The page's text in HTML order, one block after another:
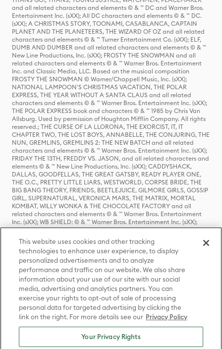
and all related characters and elements © & ™ DC and Warner Bros.
Entertainment Inc. (sXX); All DC characters and elements © & ™ DC.
(sXX); A CHRISTMAS STORY, TOONAMI, CASABLANCA, CAPTAIN
PLANET AND THE PLANETEERS, THE WIZARD OF OZ and all related
characters and elements © & ™ Turner Entertainment Co. (sXX); ELF,
DUMB AND DUMBER and all related characters and elements © & ™
New Line Productions, Inc. (sXX); FROSTY THE SNOWMAN and all
related characters and elements © & ™ Warner Bros. Entertainment
Inc. and Classic Media, LLC. Based on the musical composition
FROSTY THE SNOWMAN © Warner/Chappell Music, Inc. (sXX);
NATIONAL LAMPOON'S CHRISTMAS VACATION, THE POLAR
EXPRESS, THE YEAR WITHOUT A SANTA CLAUS and all related
characters and elements © & ™ Warner Bros. Entertainment Inc. (sXX);
THE POLAR EXPRESS book and characters © & ™ 1985 by Chris Van
Allsburg. Used by permission of Houghton Mifflin Company. All rights
reserved.; THE CURSE OF LA LLORONA, THE EXORCIST, IT, IT
CHAPTER TWO, THE LOST BOYS, ANNABELLE, THE CONJURING, THE
NUN, GREMLINS, GREMLINS 2: THE NEW BATCH and all related
characters and elements © & ™ Warner Bros. Entertainment Inc. (sXX);
FRIDAY THE 13TH, FREDDY VS. JASON, and all related characters and
elements © & ™ New Line Productions, Inc. (sXX); CADDYSHACK,
DALLAS, GOODFELLAS, THE GREAT GATSBY, READY PLAYER ONE,
THE O.C., PRETTY LITTLE LIARS, WESTWORLD, CORPSE BRIDE, THE
BIG BANG THEORY, FRIENDS, BEETLEJUICE, GILMORE GIRLS, GOSSIP
GIRL, SUPERNATURAL, VERONICA MARS, THE MATRIX, MORTAL
KOMBAT, WILLY WONKA & THE CHOCOLATE FACTORY and all
related characters and elements © & ™ Warner Bros. Entertainment
Inc. (sXX); WB SHIELD: © & ™ Warner Bros. Entertainment Inc. (sXX);
HOUSE OF THE DRAGON, GAME OF THRONES, and all related
characters and elements © & ™ Home Box Office, Inc. (sXX); CHILLING
ADVENTURES OF SABRINA, RIVERDALE © & ™ Warner Bros.
Entertainment Inc. Archie Comics and all related characters and
elements © & ™ Archie Comic Publications, Inc. Used with permission.
(sXX); SEINFELD and all related characters and elements © & ™ Castle
Rock Entertainment. (sXX); TED LASSO © & ™ Warner Bros.
Entertainment Inc. & Universal Television LLC (sXX); THE HOBBIT: AN
UNEXPECTED JOURNEY, THE HOBBIT: THE DESOLATION OF SMAUG,
THE HOBBIT: THE BATTLE OF THE FIVE ARMIES, THE LORD OF THE
RINGS: THE FELLOWSHIP OF THE RING, THE LORD OF THE RINGS: THE
TWO TOWERS, THE LORD OF THE RINGS: THE RETURN OF THE KING
and the names of the characters, items, events and places therein are
TM of The Saul Zaentz Company d/b/a Middle-earth Enterprises
under license to New Line Productions, Inc. (sXX), © Warner Bros.
This website uses cookies and other tracking
technologies to enhance user experience, to display
personalized advertisements and to analyze
performance and traffic on our website. We also share
information about your use of our site with our social
media, advertising and analytics partners. You can
exercise your rights to opt-out of sale of processing
personal data for targeted advertising by clicking the
link on the right. For more details see our Privacy Policy
Your Privacy Rights